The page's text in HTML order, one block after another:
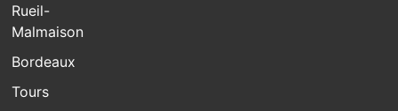
Rueil-
Malmaison
Bordeaux
Tours